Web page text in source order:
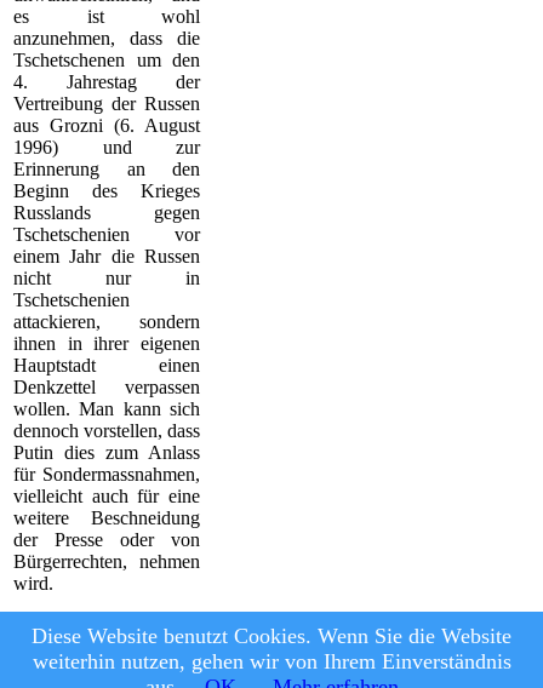
Diese Website benutzt Cookies. Wenn Sie die Website
weiterhin nutzen, gehen wir von Ihrem Einverständnis
es ist wohl
anzunehmen, dass die
Tschetschenen um den
4. Jahrestag der
Vertreibung der Russen
aus Grozni (6. August
1996) und zur
Erinnerung an den
Beginn des Krieges
Russlands gegen
Tschetschenien vor
einem Jahr die Russen
nicht nur in
Tschetschenien
attackieren, sondern
ihnen in ihrer eigenen
Hauptstadt einen
Denkzettel verpassen
wollen. Man kann sich
dennoch vorstellen, dass
Putin dies zum Anlass
für Sondermassnahmen,
vielleicht auch für eine
weitere Beschneidung
der Presse oder von
Bürgerrechten, nehmen
wird.
© Astrologie Heute, 2026 | Datenschutz und Nutzungsbedingungen